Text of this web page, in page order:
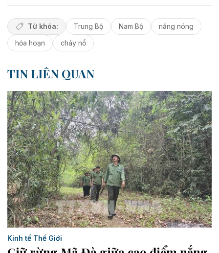
Từ khóa: Trung Bộ Nam Bộ
nắng nóng
hỏa hoạn
cháy nổ
TIN LIÊN QUAN
Kinh tế Thế Giới